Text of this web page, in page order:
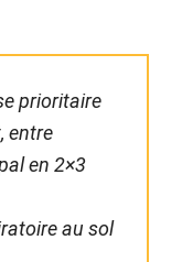
prioritaire
entre
en 2×3
au sol